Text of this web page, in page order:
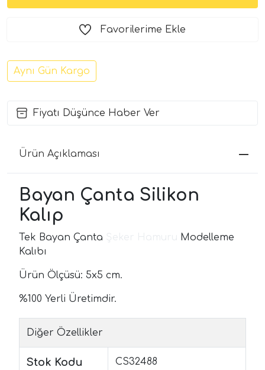
Favorilerime Ekle
Aynı Gün Kargo
Fiyatı Düşünce Haber Ver
Ürün Açıklaması
Bayan Çanta Silikon
Kalıp
Tek Bayan Çanta
Modelleme
Kalıbı
Ürün Ölçüsü: 5x5 cm.
%100 Yerli Üretimdir.
Diğer Özellikler
Stok Kodu CS32488